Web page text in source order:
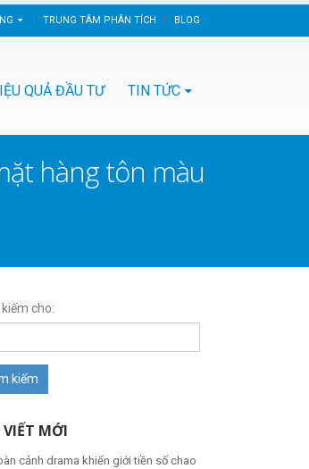
TRUNG TÂM PHÂN TÍCH BLOG
QUẢ ĐẦU TƯ TIN TỨC
hàng tôn màu
cho:
VIẾT MỚI
cảnh drama khiến giới tiền số chao